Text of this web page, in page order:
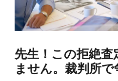
先生！この拒絶査
ません。裁判所で